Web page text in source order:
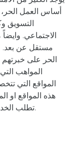
أساس العمل
التسويق
الاجتماعي.
مستقل عن بعد.
الحر على
المواهب
المواقع التي
هذه المواقع او
تطلب الخدمات وتكون مستعدة للدفع مقابل تلك الخدمة.